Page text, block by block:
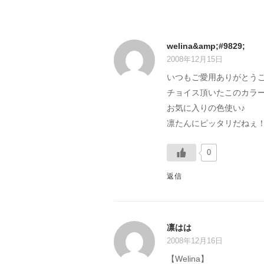
ン
welina&amp;#9829;
2008年12月15日
いつもご愛用ありがとう
チョイス頂いたこのカラ
お気に入りの色使い♪
凛たんにピッタリだねぇ！
0
返信
凛はは
2008年12月16日
【Welina】